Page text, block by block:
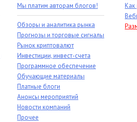
Мы платим авторам блогов!
Обзоры и аналитика рынка
Прогнозы и торговые сигналы
Рынок криптовалют
Инвестиции, инвест-счета
Программное обеспечение
Обучающие материалы
Платные блоги
Анонсы мероприятий
Новости компаний
Прочее
Как